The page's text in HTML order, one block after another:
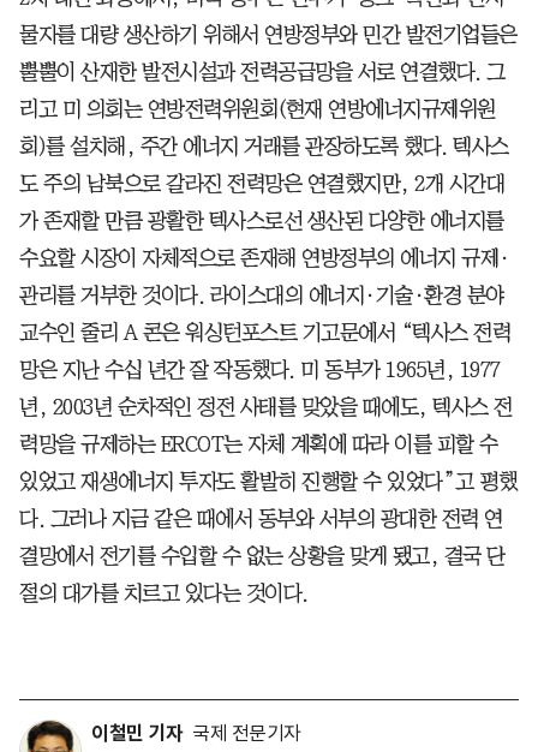
물자를 대량 생산하기 위해서 연방정부와 민간 발전기업들은
뿔뿔이 산재한 발전시설과 전력공급망을 서로 연결했다. 그
리고 미 의회는 연방전력위원회(현재 연방에너지규제위원
회)를 설치해, 주간 에너지 거래를 관장하도록 했다. 텍사스
도 주의 남북으로 갈라진 전력망은 연결했지만, 2개 시간대
가 존재할 만큼 광활한 텍사스로선 생산된 다양한 에너지를
수요할 시장이 자체적으로 존재해 연방정부의 에너지 규제·
관리를 거부한 것이다. 라이스대의 에너지·기술·환경 분야
교수인 줄리 A 콘은 워싱턴포스트 기고문에서 “텍사스 전력
망은 지난 수십 년간 잘 작동했다. 미 동부가 1965년, 1977
년, 2003년 순차적인 정전 사태를 맞았을 때에도, 텍사스 전
력망을 규제하는 ERCOT는 자체 계획에 따라 이를 피할 수
있었고 재생에너지 투자도 활발히 진행할 수 있었다”고 평했
다. 그러나 지금 같은 때에서 동부와 서부의 광대한 전력 연
결망에서 전기를 수입할 수 없는 상황을 맞게 됐고, 결국 단
절의 대가를 치르고 있다는 것이다.
이철민 기자 국제 전문기자